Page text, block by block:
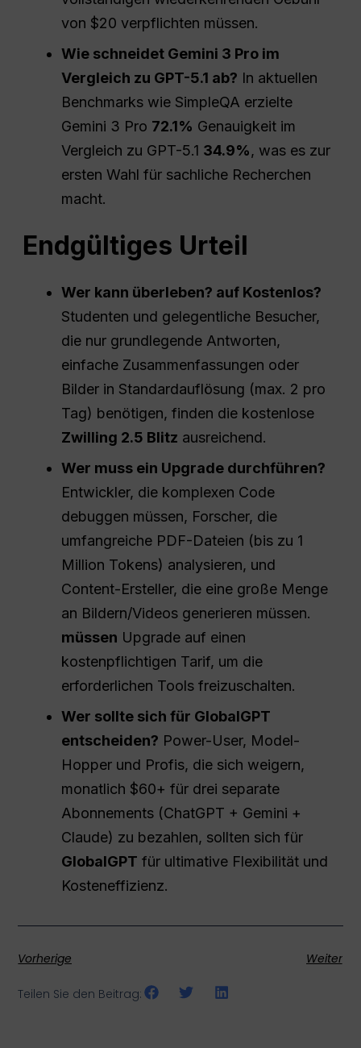
von $20 verpflichten müssen.
Wie schneidet Gemini 3 Pro im
Vergleich zu GPT-5.1 ab? In aktuellen
Benchmarks wie SimpleQA erzielte
Gemini 3 Pro 72.1% Genauigkeit im
Vergleich zu GPT-5.1 34.9%, was es zur
ersten Wahl für sachliche Recherchen
macht.
Endgültiges Urteil
Wer kann überleben? auf Kostenlos?
Studenten und gelegentliche Besucher,
die nur grundlegende Antworten,
einfache Zusammenfassungen oder
Bilder in Standardauflösung (max. 2 pro
Tag) benötigen, finden die kostenlose
Zwilling 2.5 Blitz ausreichend.
Wer muss ein Upgrade durchführen?
Entwickler, die komplexen Code
debuggen müssen, Forscher, die
umfangreiche PDF-Dateien (bis zu 1
Million Tokens) analysieren, und
Content-Ersteller, die eine große Menge
an Bildern/Videos generieren müssen.
müssen Upgrade auf einen
kostenpflichtigen Tarif, um die
erforderlichen Tools freizuschalten.
Wer sollte sich für GlobalGPT
entscheiden? Power-User, Model-
Hopper und Profis, die sich weigern,
monatlich $60+ für drei separate
Abonnements (ChatGPT + Gemini +
Claude) zu bezahlen, sollten sich für
GlobalGPT für ultimative Flexibilität und
Kosteneffizienz.
Vorherige Weiter
Teilen Sie den Beitrag: